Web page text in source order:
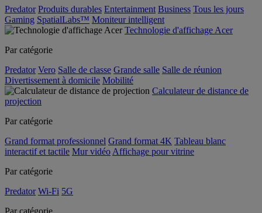
Predator Produits durables Entertainment Business Tous les jours
Gaming SpatialLabs™ Moniteur intelligent
Technologie d'affichage Acer
Par catégorie
Predator Vero Salle de classe Grande salle Salle de réunion
Divertissement à domicile Mobilité
Calculateur de distance de
projection
Par catégorie
Grand format professionnel Grand format 4K Tableau blanc
interactif et tactile Mur vidéo Affichage pour vitrine
Par catégorie
Predator Wi-Fi 5G
Par catégorie